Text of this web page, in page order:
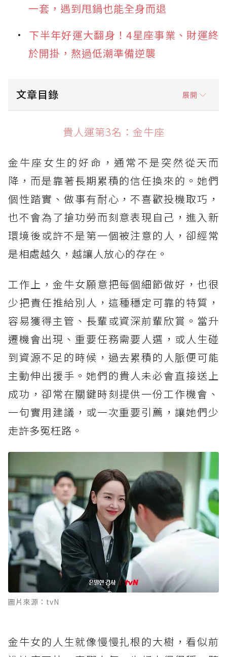
一套，遇到甩鍋也能全身而退
下半年好運大翻身！4星座事業、財運終
於開掛，熬過低潮準備逆襲
文章目錄 展開
貴人運第3名：金牛座
貴人運第1名：天秤座
貴人運第3名：金牛座
金牛座女生的好命，通常不是突然從天而
降，而是靠著長期累積的信任換來的。她們
個性踏實、做事有耐心，不喜歡投機取巧，
也不會為了搶功勞而刻意表現自己，進入新
環境後或許不是第一個被注意的人，卻經常
是相處越久，越讓人放心的存在。
工作上，金牛女願意把每個細節做好，也很
少把責任推給別人，這種穩定可靠的特質，
容易獲得主管、長輩或資深前輩欣賞。當升
遷機會出現、重要任務需要人選，或人生碰
到資源不足的時候，過去累積的人脈便可能
主動伸出援手。她們的貴人未必會直接送上
成功，卻常在關鍵時刻提供一份工作機會、
一句實用建議，或一次重要引薦，讓她們少
走許多冤枉路。
圖片來源：tvN
金牛女的人生就像慢慢扎根的大樹，看似前